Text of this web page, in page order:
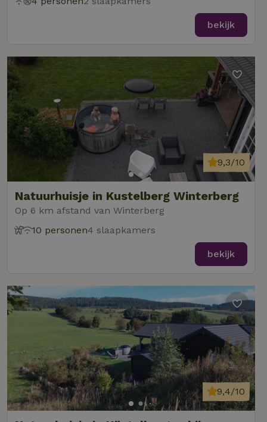
bekijk
Natuurhuisje in Kustelberg Winterberg
Op 6 km afstand van Winterberg
9,3/10
10 personen4 slaapkamers
bekijk
9,4/10